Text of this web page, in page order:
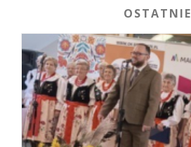
OSTATNIE